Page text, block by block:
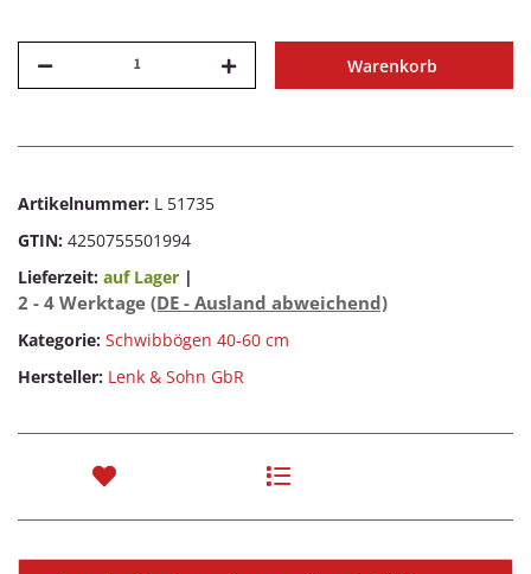
Warenkorb
Artikelnummer: L 51735
GTIN: 4250755501994
Lieferzeit: auf Lager |
2 - 4 Werktage (DE - Ausland abweichend)
Kategorie: Schwibbögen 40-60 cm
Hersteller: Lenk & Sohn GbR